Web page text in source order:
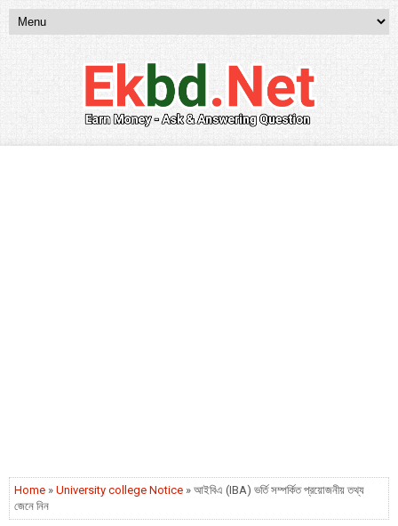
Home » University college Notice » আইবিএ (IBA) ভর্তি সম্পর্কিত প্রয়োজনীয় তথ্য
জেনে নিন